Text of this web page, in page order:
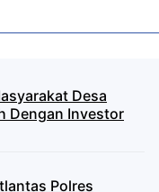
Desa
Dengan Investor
Polres